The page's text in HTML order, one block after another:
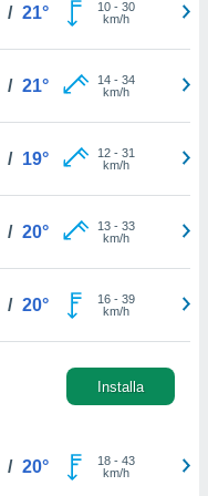
/ 21° 10- 30
km/h
/ 21° 14- 34
km/h
/ 19° 12- 31
km/h
/ 20° 13- 33
km/h
/ 20° 16- 39
km/h
Installa
/ 20° 18- 43
km/h